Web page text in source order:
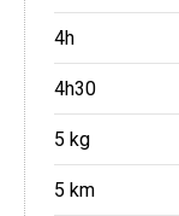
4h
4h30
5 kg
5 km